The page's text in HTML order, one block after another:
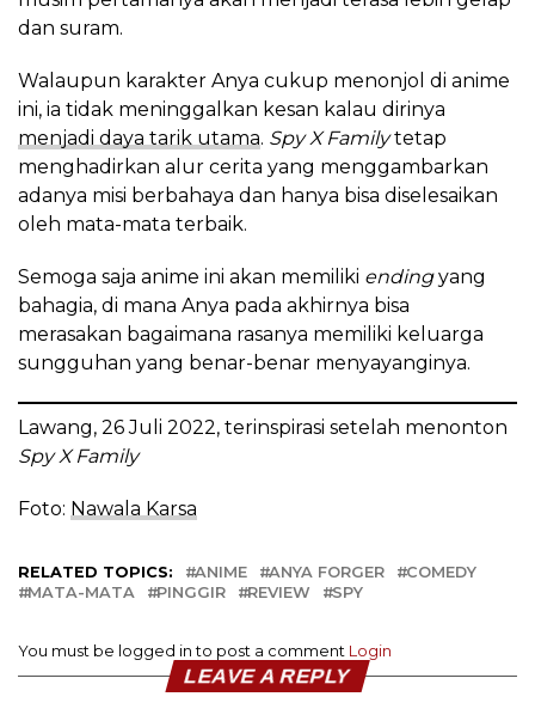
dan suram.
Walaupun karakter Anya cukup menonjol di anime
ini, ia tidak meninggalkan kesan kalau dirinya
menjadi daya tarik utama. Spy X Familytetap
menghadirkan alur cerita yang menggambarkan
adanya misi berbahaya dan hanya bisa diselesaikan
oleh mata-mata terbaik.
Semoga saja anime ini akan memiliki endingyang
bahagia, di mana Anya pada akhirnya bisa
merasakan bagaimana rasanya memiliki keluarga
sungguhan yang benar-benar menyayanginya.
Lawang, 26 Juli 2022, terinspirasi setelah menonton
Spy X Family
Foto: Nawala Karsa
RELATED TOPICS: ANIME ANYA FORGER
COMEDY
MATA-MATA
PINGGIR REVIEW SPY
You must be logged in to post a comment Login
LEAVE A REPLY